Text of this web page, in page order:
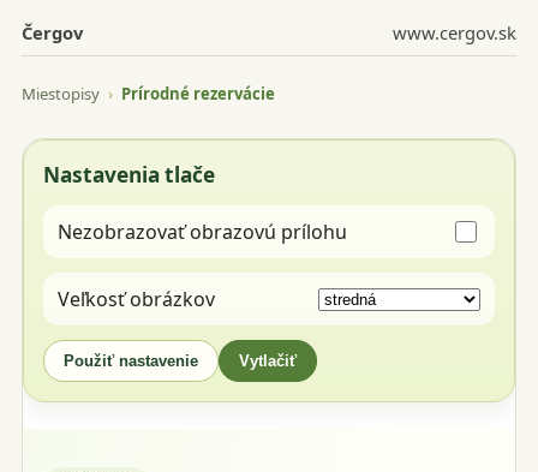
Čergov www.cergov.sk
Miestopisy › Prírodné rezervácie
Nastavenia tlače
Nezobrazovať obrazovú prílohu
Veľkosť obrázkov
Použiť nastavenie Vytlačiť